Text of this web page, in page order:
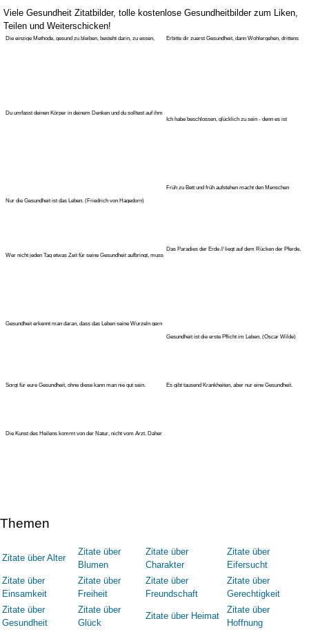
Viele Gesundheit Zitatbilder, tolle kostenlose Gesundheitbilder zum Liken,
Teilen und Weiterschicken!
Die einzige Methode, gesund zu bleiben, besteht darin, zu essen,
Erbitte dir zuerst Gesundheit, dann Wohlergehen, drittens
Du umfasst deinen Körper in deinem Denken und du solltest auf ihm
Ich habe beschlossen, glücklich zu sein - denn es ist
Nur die Gesundheit ist das Leben. (Friedrich von Hagedorn)
Früh zu Bett und früh aufstehen macht den Menschen
Wer nicht jeden Tag etwas Zeit für seine Gesundheit aufbringt, muss
Das Paradies der Erde // liegt auf dem Rücken der Pferde,
Gesundheit erkennt man daran, dass das Leben seine Wurzeln gern
Gesundheit ist die erste Pflicht im Leben. (Oscar Wilde)
Sorgt für eure Gesundheit, ohne diese kann man nie gut sein.
Es gibt tausend Krankheiten, aber nur eine Gesundheit.
Die Kunst des Heilens kommt von der Natur, nicht vom Arzt. Daher
Themen
Zitate über Alter
Zitate über
Blumen
Zitate über
Charakter
Zitate über
Eifersucht
Zitate über
Einsamkeit
Zitate über
Freiheit
Zitate über
Freundschaft
Zitate über
Gerechtigkeit
Zitate über
Gesundheit
Zitate über
Glück
Zitate über Heimat
Zitate über
Hoffnung